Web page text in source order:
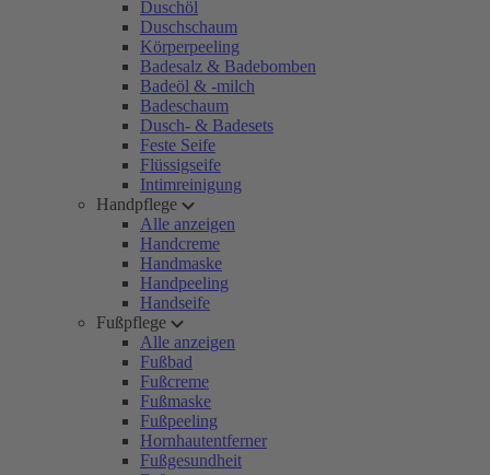
Duschöl
Duschschaum
Körperpeeling
Badesalz & Badebomben
Badeöl & -milch
Badeschaum
Dusch- & Badesets
Feste Seife
Flüssigseife
Intimreinigung
Handpflege
Alle anzeigen
Handcreme
Handmaske
Handpeeling
Handseife
Fußpflege
Alle anzeigen
Fußbad
Fußcreme
Fußmaske
Fußpeeling
Hornhautentferner
Fußgesundheit